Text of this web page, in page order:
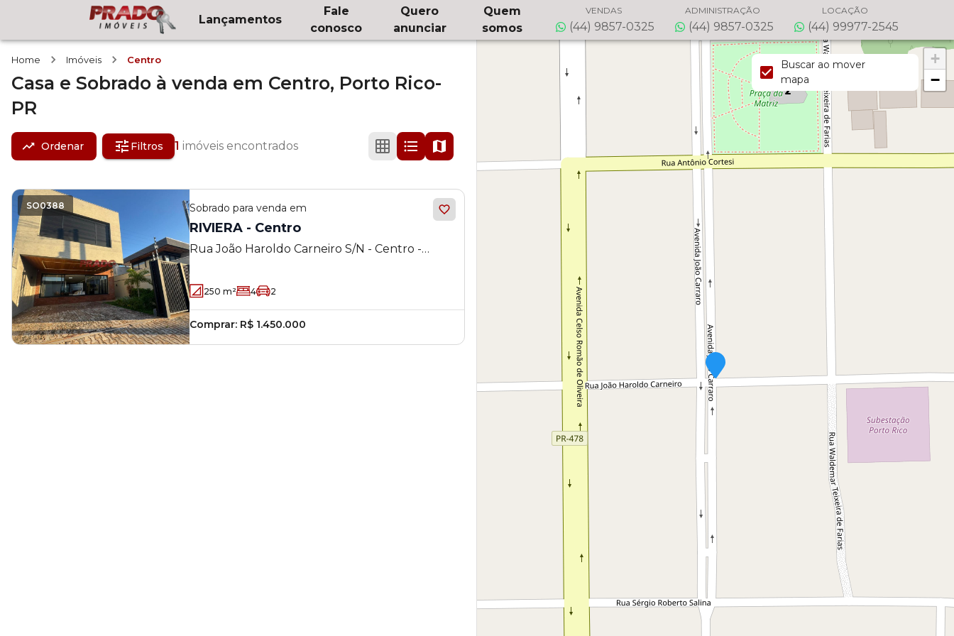
Lançamentos
Fale
conosco
Quero
anunciar
Quem
somos
VENDAS
(44) 9857-0325
ADMINISTRAÇÃO
(44) 9857-0325
LOCAÇÃO
(44) 99977-2545
Home Imóveis Centro
Casa e Sobrado à venda em Centro, Porto Rico-
PR
Ordenar Filtros 1 imóveis encontrados
SO0388 Sobrado para venda em
RIVIERA - Centro
Rua João Haroldo Carneiro S/N - Centro -
250 m² 4 2
Comprar: R$ 1.450.000
+
−
Buscar ao mover
mapa